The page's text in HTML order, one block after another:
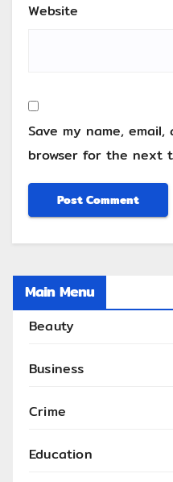
Website
Save my name,
browser for the next
Main Menu
Beauty
Business
Crime
Education